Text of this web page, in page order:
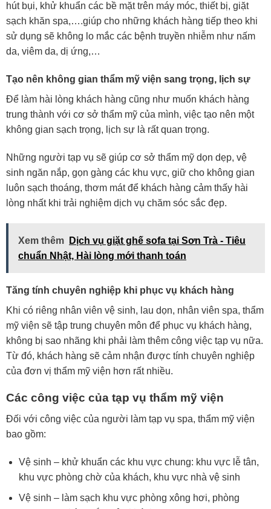
hút bụi, khử khuẩn các bề mặt trên máy móc, thiết bị, giặt
sạch khăn spa,….giúp cho những khách hàng tiếp theo khi
sử dụng sẽ không lo mắc các bệnh truyền nhiễm như nấm
da, viêm da, dị ứng,…
Tạo nên không gian thẩm mỹ viện sang trọng, lịch sự
Để làm hài lòng khách hàng cũng như muốn khách hàng
trung thành với cơ sở thẩm mỹ của mình, việc tạo nên một
không gian sạch trọng, lịch sự là rất quan trọng.
Những người tạp vụ sẽ giúp cơ sở thẩm mỹ dọn dẹp, vệ
sinh ngăn nắp, gọn gàng các khu vực, giữ cho không gian
luôn sạch thoáng, thơm mát để khách hàng cảm thấy hài
lòng nhất khi trải nghiệm dịch vụ chăm sóc sắc đẹp.
Xem thêm
Dịch vụ giặt ghế sofa tại Sơn Trà - Tiêu
chuẩn Nhật, Hài lòng mới thanh toán
Tăng tính chuyên nghiệp khi phục vụ khách hàng
Khi có riêng nhân viên vệ sinh, lau dọn, nhân viên spa, thẩm
mỹ viện sẽ tập trung chuyên môn để phục vụ khách hàng,
không bị sao nhãng khi phải làm thêm công việc tạp vụ nữa.
Từ đó, khách hàng sẽ cảm nhận được tính chuyên nghiệp
của đơn vị thẩm mỹ viện hơn rất nhiều.
Các công việc của tạp vụ thẩm mỹ viện
Đối với công việc của người làm tạp vụ spa, thẩm mỹ viện
bao gồm:
Vệ sinh – khử khuẩn các khu vực chung: khu vực lễ tân,
khu vực phòng chờ của khách, khu vực nhà vệ sinh
Vệ sinh – làm sạch khu vực phòng xông hơi, phòng